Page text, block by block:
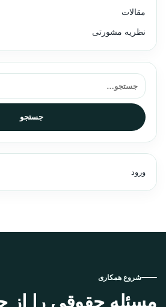
مقالات
نظریه مشورتی
جستجو برای:
جستجو
ورود
شروع همکاری
مسئله حقوقی را از